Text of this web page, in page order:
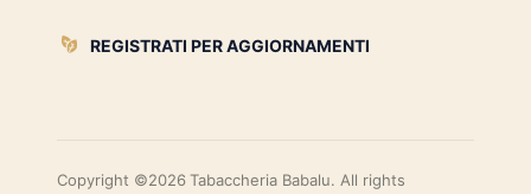
REGISTRATI PER AGGIORNAMENTI
Copyright ©2026 Tabaccheria Babalu. All rights